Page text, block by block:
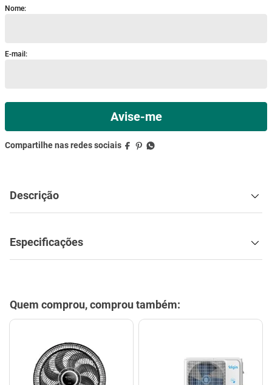
Descrição
Especificações
Quem comprou, comprou também:
10